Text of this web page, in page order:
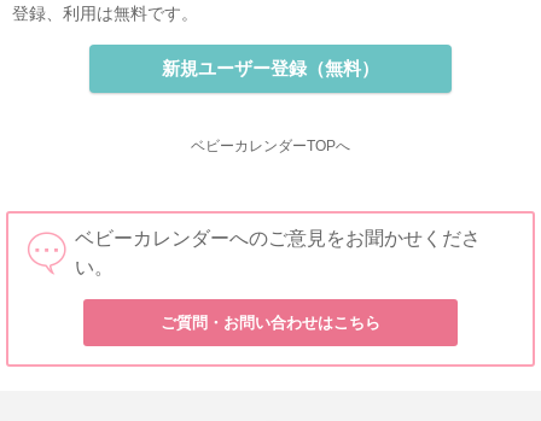
登録、利用は無料です。
新規ユーザー登録（無料）
ベビーカレンダーTOPへ
ベビーカレンダーへのご意見をお聞かせくださ
い。
ご質問・お問い合わせはこちら